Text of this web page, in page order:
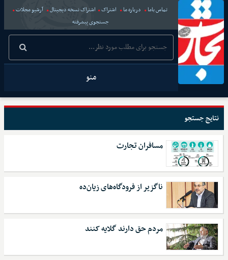
تماس باما درباره ما اشتراک اشتراک نسخه دیجیتال
آرشیو مجلات
جستجوی پیشرفته
منو
نتایج جستجو
مسافران تجارت
ناگزیر از فرودگاه‌های زیان‌ده
مردم حق دارند گلایه کنند